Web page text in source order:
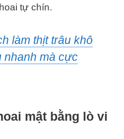
tự chín.
làm thịt trâu khô
nhanh mà cực
mật bằng lò vi